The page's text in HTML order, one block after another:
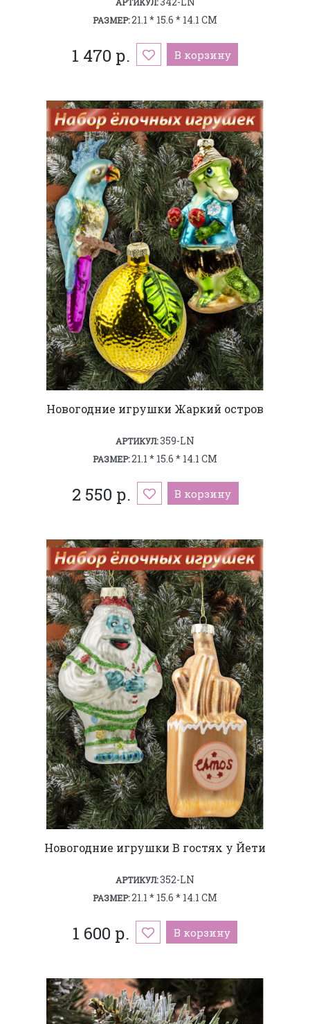
РАЗМЕР:21.1 * 15.6 * 14.1 СМ
1 470 р. В корзину
Новогодние игрушки Жаркий остров
АРТИКУЛ:359-LN
РАЗМЕР:21.1 * 15.6 * 14.1 СМ
2 550 р. В корзину
Новогодние игрушки В гостях у Йети
АРТИКУЛ:352-LN
РАЗМЕР:21.1 * 15.6 * 14.1 СМ
1 600 р. В корзину